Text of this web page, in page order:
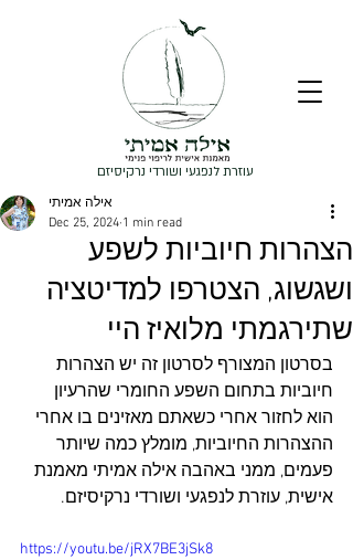
עוזרת לנפגעי ושורדי נרקיסיזם
הצהרות חיוביות לשפע
ושגשוג, הצטרפו למדיטציה
שתירגמתי מלואיז היי
אילה אמיתי
Dec 25, 2024 1 min read
בסרטון המצורף לסרטון זה יש הצהרות
חיוביות בתחום השפע החומרי שהרעיון
הוא לחזור אחרי כשאתם מאזינים בו אחרי
ההצהרות החיוביות, מומלץ כמה שיותר
פעמים, ממני באהבה אילה אמיתי מאמנת
אישית, עוזרת לנפגעי ושורדי נרקיסיזם.
https://youtu.be/jRX7BE3jSk8